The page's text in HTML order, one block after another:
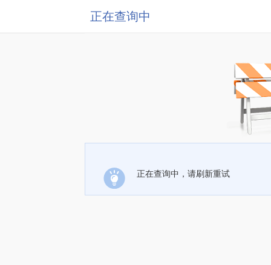
正在查询中
正在查询中，请刷新重试